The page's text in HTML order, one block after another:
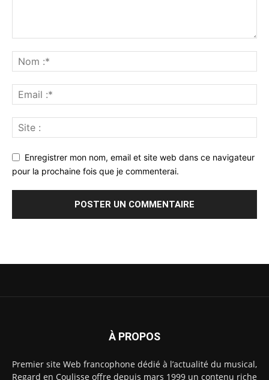
Enregistrer mon nom, email et site web dans ce navigateur
pour la prochaine fois que je commenterai.
À PROPOS
Premier site Web francophone dédié à l’actualité du musical,
Regard en Coulisse offre depuis mars 1999 un contenu riche